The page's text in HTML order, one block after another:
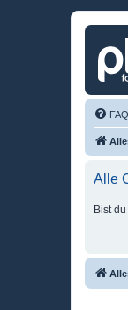
FAQ
Alle
Bist